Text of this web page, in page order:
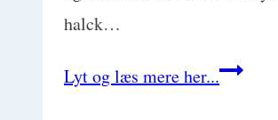
halck…
Lyt og læs mere her...Basic